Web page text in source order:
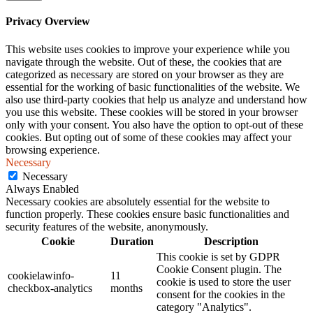
Privacy Overview
This website uses cookies to improve your experience while you
navigate through the website. Out of these, the cookies that are
categorized as necessary are stored on your browser as they are
essential for the working of basic functionalities of the website. We
also use third-party cookies that help us analyze and understand how
you use this website. These cookies will be stored in your browser
only with your consent. You also have the option to opt-out of these
cookies. But opting out of some of these cookies may affect your
browsing experience.
Necessary
Necessary
Always Enabled
Necessary cookies are absolutely essential for the website to
function properly. These cookies ensure basic functionalities and
security features of the website, anonymously.
Cookie
Duration Description
cookielawinfo-
checkbox-analytics
11
months
This cookie is set by GDPR
Cookie Consent plugin. The
cookie is used to store the user
consent for the cookies in the
category "Analytics".